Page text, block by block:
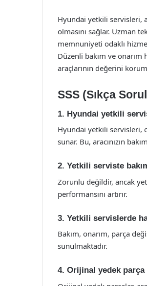
Hyundai yetkili servisleri,
olmasını sağlar. Uzman
memnuniyeti odaklı
Düzenli bakım ve
araçlarının değerini
SSS (Sıkça
1. Hyundai yetkili
Hyundai yetkili servisleri,
sunar. Bu, aracınızın
2. Yetkili serviste
Zorunlu değildir, ancak
performansını artırır.
3. Yetkili servislerde
Bakım, onarım, parça
sunulmaktadır.
4. Orijinal yedek parça